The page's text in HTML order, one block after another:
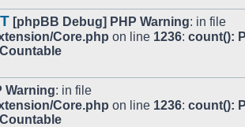
[phpBB Debug] PHP Warning: in file
Core.php on line 1236: count():
Warning: in file
Core.php on line 1236: count():